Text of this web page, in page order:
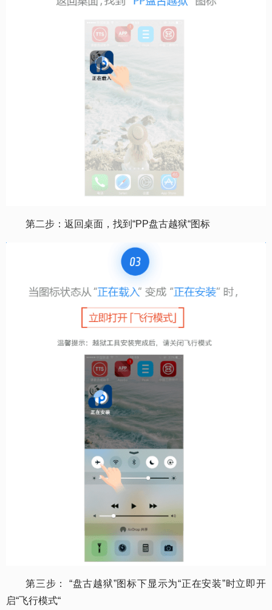
第二步：返回桌面，找到“PP盘古越狱“图标
第三步： “盘古越狱”图标下显示为“正在安装”时立即开
启“飞行模式“